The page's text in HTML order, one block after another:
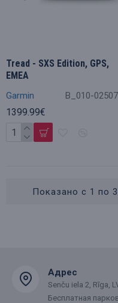
Garmin B_010-
Tread - SXS Edition, GPS,
EMEA
1399.99€
Показано с 1 по
Адрес
Senču iela 2, Rīga,
Бесплатная